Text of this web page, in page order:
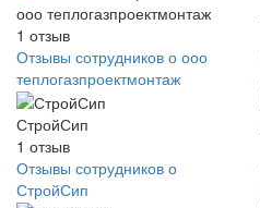
ооо теплогазпроектмонтаж
1 отзыв
Отзывы сотрудников о ооо
теплогазпроектмонтаж
СтройСип
1 отзыв
Отзывы сотрудников о
СтройСип